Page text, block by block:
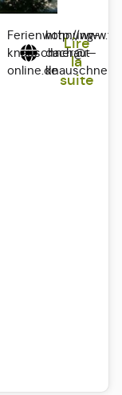
Ferienwohnung-
knauschner@t-
online.de
http://
dachau-
Lire
la
suite